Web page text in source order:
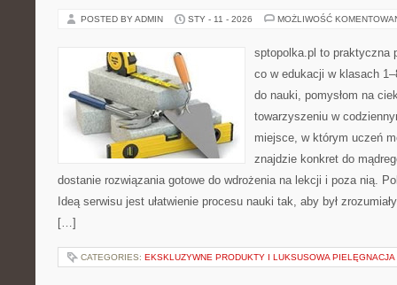
POSTED BY ADMIN STY - 11 - 2026 MOŻLIWOŚĆ
sptopolka.pl to praktyczna
co w edukacji w klasach
do nauki, pomysłom na
towarzyszeniu w
miejsce, w którym uczeń
znajdzie konkret do
dostanie rozwiązania gotowe do wdrożenia na lekcji i poza nią.
Ideą serwisu jest ułatwienie procesu nauki tak, aby był
[…]
CATEGORIES: EKSKLUZYWNE PRODUKTY I LUKSUSOWA PIELĘGNACJA